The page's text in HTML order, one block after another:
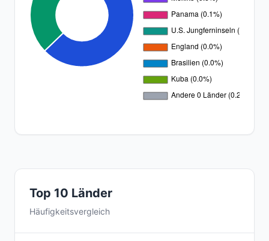
Top 10 Länder
Häufigkeitsvergleich